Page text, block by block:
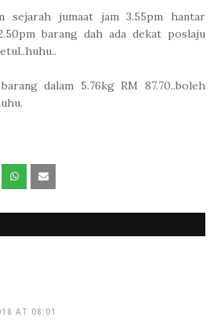
sejarah jumaat jam 3.55pm hantar
barang dah ada dekat poslaju
dalam 5.76kg RM 87.70..boleh
AT 08:01